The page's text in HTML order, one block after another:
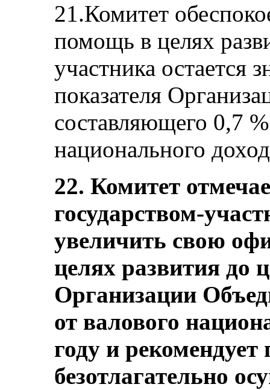
21.Комитет
помощь в целях
участника остается
показателя
составляющего 0,7
национального
22. Комитет
государством-
увеличить свою
целях развития до
Организации
от валового
году и рекомендует
безотлагательно